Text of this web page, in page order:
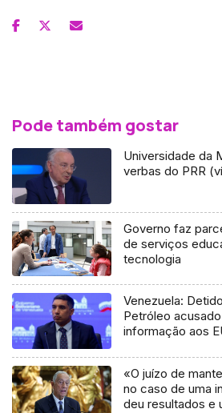
Pode também gostar
Universidade da
verbas do PRR
Governo faz
de serviços
tecnologia
Venezuela:
Petróleo
informação aos
«O juízo de
no caso de uma
deu resultados e